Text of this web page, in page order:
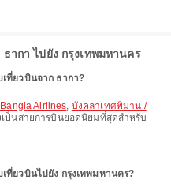
ากา ไปยัง กรุงเทพมหานคร
ที่ยวบินจาก ธากา?
Airlines, บังคลาเทศพิมาน /
ป็นสายการบินยอดนิยมที่สุดสำหรับ
ที่ยวบินไปยัง กรุงเทพมหานคร?